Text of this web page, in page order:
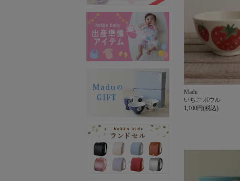
Madu
いちご ボウル
1,100円(税込)